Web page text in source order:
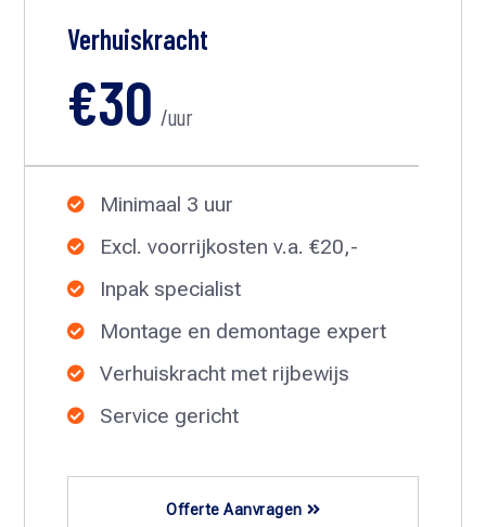
Verhuiskracht
€30 /uur
 Minimaal 3 uur
 Excl. voorrijkosten v.a. €20,-
 Inpak specialist
 Montage en demontage expert
 Verhuiskracht met rijbewijs
 Service gericht
Offerte Aanvragen